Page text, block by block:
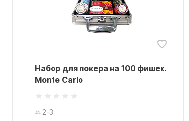
Набор для покера на 100 фишек.
Monte Carlo
2-3